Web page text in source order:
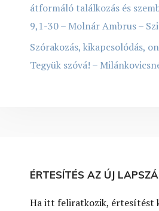
átformáló találkozás és
9,1-30 – Molnár Ambrus –
Szórakozás, kikapcsolódás,
Tegyük szóvá! –
ÉRTESÍTÉS AZ ÚJ
Ha itt feliratkozik, értesítést